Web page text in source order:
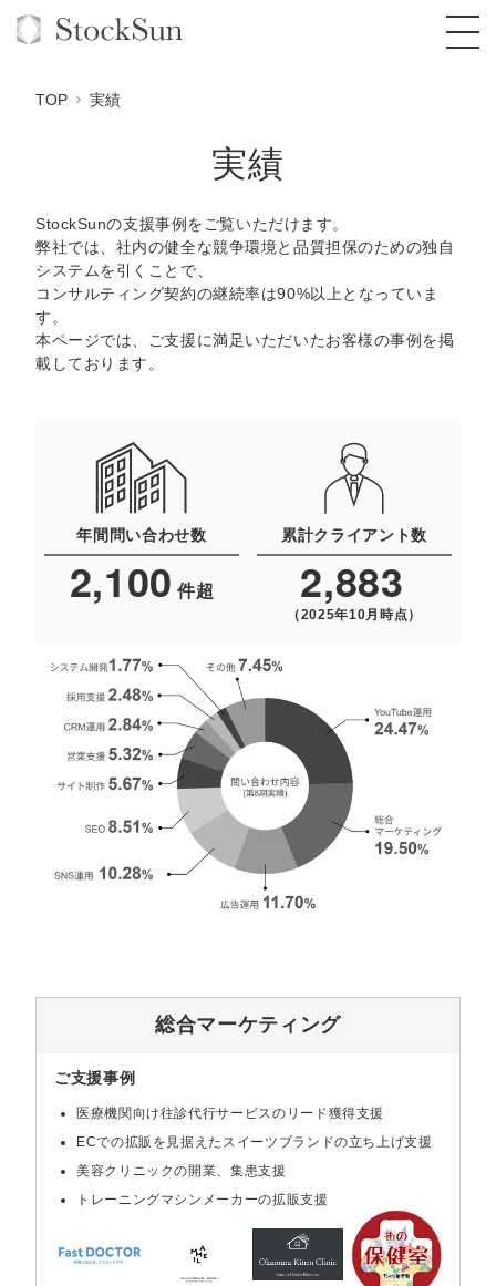
TOP
コンサルタント一覧
品質ガイドライン
クレーム窓口
BPO支援
定額制Webマーケティング代行『マキトルく
ん』
定額制営業代行『カリトルくん』
営業改善特化の動画制作『動画でカリトルく
定額LINE運用代行『LINEマキトルくん』
オリジナルサービス
格安でAI導入支援『あいのりAI』
1本無料で記事を制作『SEOトライアル』
定額制LP制作・改善『最強LP』
採用YouTubeチャンネル構築『トリトル』
実績
オンラインサロン
StockSun道場
動画編集
エンジニア
広告運用
YouTubeディレクター
会社概要・役員紹介
ミッション・ビジョン・バリュー
取締役メッセージ（株本祐己）
業務委託
認定パートナー
マーケマネージャー
内部監査室長
募集要項一覧
TOP 実績
実績
StockSunの支援事例をご覧いただけます。
弊社では、社内の健全な競争環境と品質担保のための独自
システムを引くことで、
コンサルティング契約の継続率は90%以上となっていま
す。
本ページでは、ご支援に満足いただいたお客様の事例を掲
載しております。
年間問い合わせ数
2,100 件超
累計クライアント数
2,883
（2025年10月時点）
総合マーケティング
ご支援事例
医療機関向け往診代行サービスのリード獲得支援
ECでの拡販を見据えたスイーツブランドの立ち上げ支援
美容クリニックの開業、集患支援
トレーニングマシンメーカーの拡販支援